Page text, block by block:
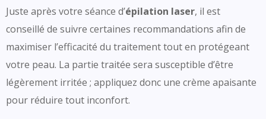
Juste après votre séance d’épilation laser, il est
conseillé de suivre certaines recommandations afin de
maximiser l’efficacité du traitement tout en protégeant
votre peau. La partie traitée sera susceptible d’être
légèrement irritée ; appliquez donc une crème apaisante
pour réduire tout inconfort.